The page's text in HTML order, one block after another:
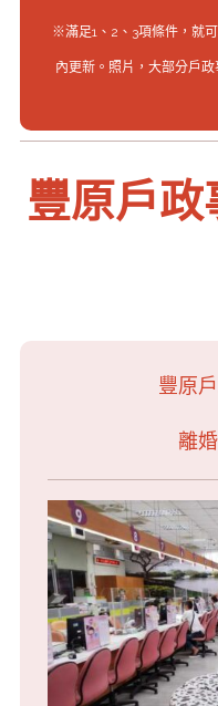
※滿足1、2、3項條件，就
內更新。照片，大部分戶
豐原戶
豐原
離